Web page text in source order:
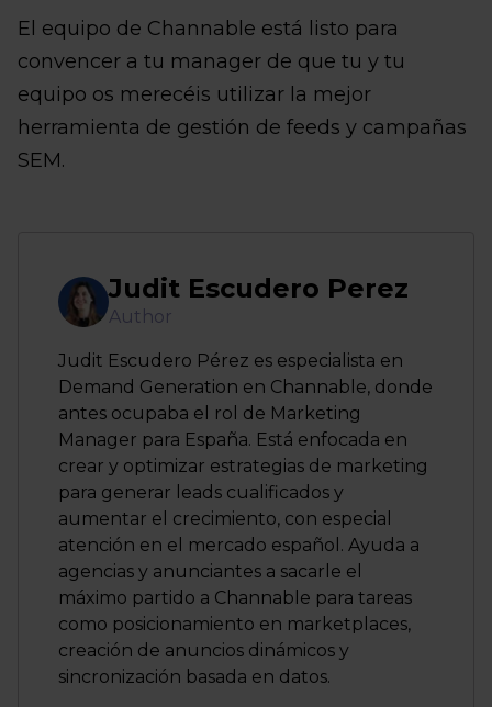
El equipo de Channable está listo para
convencer a tu manager de que tu y tu
equipo os merecéis utilizar la mejor
herramienta de gestión de feeds y campañas
SEM.
Judit Escudero Perez
Author
Judit Escudero Pérez es especialista en
Demand Generation en Channable, donde
antes ocupaba el rol de Marketing
Manager para España. Está enfocada en
crear y optimizar estrategias de marketing
para generar leads cualificados y
aumentar el crecimiento, con especial
atención en el mercado español. Ayuda a
agencias y anunciantes a sacarle el
máximo partido a Channable para tareas
como posicionamiento en marketplaces,
creación de anuncios dinámicos y
sincronización basada en datos.